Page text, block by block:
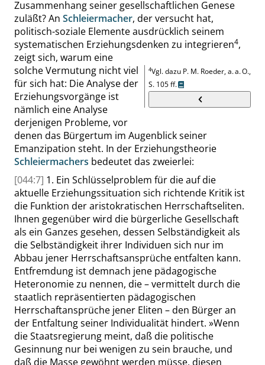
Zusammenhang seiner gesellschaftlichen Genese
zuläßt? An Schleiermacher, der versucht hat,
politisch-soziale Elemente ausdrücklich seinem
systematischen Erziehungsdenken zu integrieren4
4Vgl. dazu P. M. Roeder, a. a. O.,
S. 105 ff.
,
zeigt sich, warum eine
solche Vermutung nicht viel
für sich hat: Die Analyse der
Erziehungsvorgänge ist
nämlich eine Analyse
derjenigen Probleme, vor
denen das Bürgertum im Augenblick seiner
Emanzipation steht. In der Erziehungstheorie
Schleiermachers bedeutet das zweierlei:
[044:7] 1. Ein Schlüsselproblem für die auf die
aktuelle Erziehungssituation sich richtende Kritik ist
die Funktion der aristokratischen Herrschaftseliten.
Ihnen gegenüber wird die bürgerliche Gesellschaft
als ein Ganzes gesehen, dessen Selbständigkeit als
die Selbständigkeit ihrer Individuen sich nur im
Abbau jener Herrschaftsansprüche entfalten kann.
Entfremdung ist demnach jene pädagogische
Heteronomie zu nennen, die – vermittelt durch die
staatlich repräsentierten pädagogischen
Herrschaftansprüche jener Eliten – den Bürger an
der Entfaltung seiner Individualität hindert. »Wenn
die Staatsregierung meint, daß die politische
Gesinnung nur bei wenigen zu sein brauche, und
daß die Masse gewöhnt werden müsse, diesen